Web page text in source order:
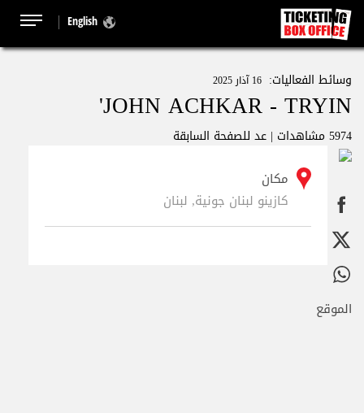
English
وسائط الفعاليات:
JOHN ACHKAR - TRYIN'
5974 مشاهدات | عد للصفحة السابقة
مكان
كازينو لبنان جونية, لبنان
الموقع